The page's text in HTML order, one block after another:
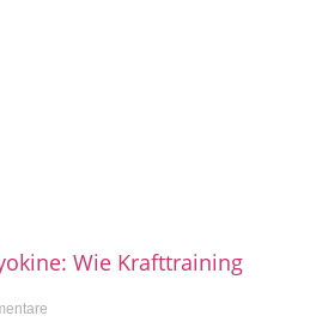
Wie Krafttraining